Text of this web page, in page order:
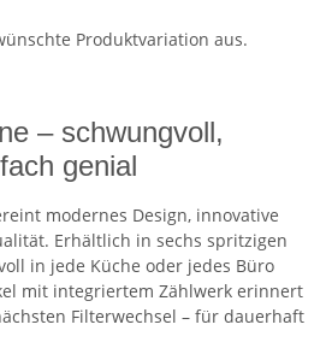
Produktvariation aus.
– schwungvoll,
genial
modernes Design, innovative
Erhältlich in sechs spritzigen
in jede Küche oder jedes Büro
mit integriertem Zählwerk erinnert
Filterwechsel – für dauerhaft